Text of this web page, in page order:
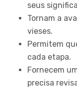
seus
Tornam a
vieses.
Permitem
cada etapa.
Fornecem
precisa